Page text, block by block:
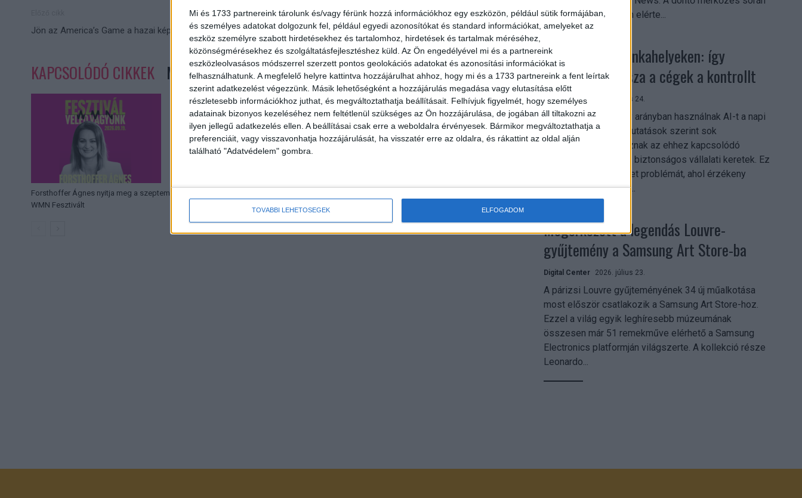
Mi és 1733 partnereink tárolunk és/vagy férünk hozzá információkhoz egy eszközön, például sütik formájában,
és személyes adatokat dolgozunk fel, például egyedi azonosítókat és standard információkat, amelyeket az
eszköz személyre szabott hirdetésekhez és tartalomhoz, hirdetések és tartalmak méréséhez,
közönségmérésekhez és szolgáltatásfejlesztéshez küld. Az Ön engedélyével mi és a partnereink
eszközleolvasásos módszerrel szerzett pontos geolokációs adatokat és azonosítási információkat is
felhasználhatunk. A megfelelő helyre kattintva hozzájárulhat ahhoz, hogy mi és a 1733 partnereink a fent leírtak
szerint adatkezelést végezzünk. Másik lehetőségként a hozzájárulás megadása vagy elutasítása előtt
részletesebb információkhoz juthat, és megváltoztathatja beállításait. Felhívjuk figyelmét, hogy személyes
adatainak bizonyos kezeléséhez nem feltétlenül szükséges az Ön hozzájárulása, de jogában áll tiltakozni az
ilyen jellegű adatkezelés ellen. A beállításai csak erre a weboldalra érvényesek. Bármikor megváltoztathatja a
preferenciáit, vagy visszavonhatja hozzájárulását, ha visszatér erre az oldalra, és rákattint az oldal alján
található "Adatvédelem" gombra.
TOVÁBBI LEHETŐSÉGEK ELFOGADOM
Jön az America’s Game a hazai képernyőkre
Következő cikk
Így teljesítettek a legnagyobb médiacégek
KAPCSOLÓDÓ CIKKEK MORE FROM AUTHOR
Forsthoffer Ágnes nyitja meg a szeptemberi
WMN Fesztivált
az átlagos nézőszám elérte...
Shadow AI a munkahelyeken: így
szerezhetik vissza a cégek a kontrollt
Digital Center 2026. július 24.
A munkavállalók nagy arányban használnak AI-t a napi
munkában, ám friss kutatások szerint sok
szervezetnél hiányoznak az ehhez kapcsolódó
világos irányelvek és biztonságos vállalati keretek. Ez
különösen ott jelenthet problémát, ahol érzékeny
üzleti információkkal...
Megérkezett a legendás Louvre-
gyűjtemény a Samsung Art Store-ba
Digital Center 2026. július 23.
A párizsi Louvre gyűjteményének 34 új műalkotása
most először csatlakozik a Samsung Art Store-hoz.
Ezzel a világ egyik leghíresebb múzeumának
összesen már 51 remekműve elérhető a Samsung
Electronics platformján világszerte. A kollekció része
Leonardo...